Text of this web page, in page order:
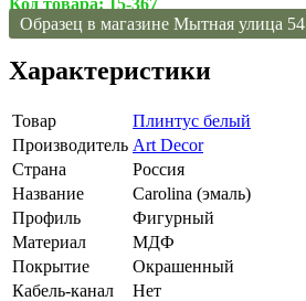
Образец в магазине Мытная улица 54
Характеристики
Товар
Плинтус белый
Производитель Art Decor
Страна
Россия
Название
Carolina (эмаль)
Профиль
Фигурный
Материал
МДФ
Покрытие
Окрашенный
Кабель-канал
Нет